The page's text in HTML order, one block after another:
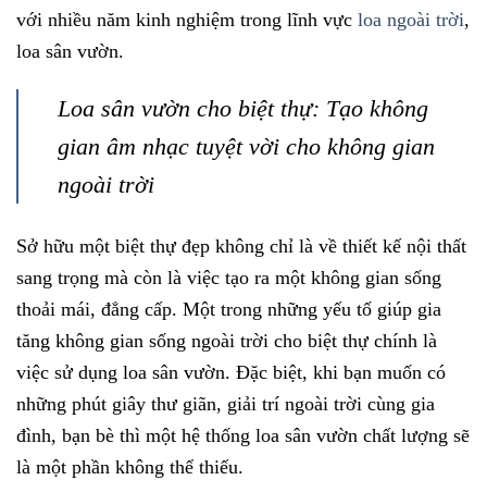
với nhiều năm kinh nghiệm trong lĩnh vực loa ngoài trời,
loa sân vườn.
Loa sân vườn cho biệt thự: Tạo không
gian âm nhạc tuyệt vời cho không gian
ngoài trời
Sở hữu một biệt thự đẹp không chỉ là về thiết kế nội thất
sang trọng mà còn là việc tạo ra một không gian sống
thoải mái, đẳng cấp. Một trong những yếu tố giúp gia
tăng không gian sống ngoài trời cho biệt thự chính là
việc sử dụng loa sân vườn. Đặc biệt, khi bạn muốn có
những phút giây thư giãn, giải trí ngoài trời cùng gia
đình, bạn bè thì một hệ thống loa sân vườn chất lượng sẽ
là một phần không thể thiếu.